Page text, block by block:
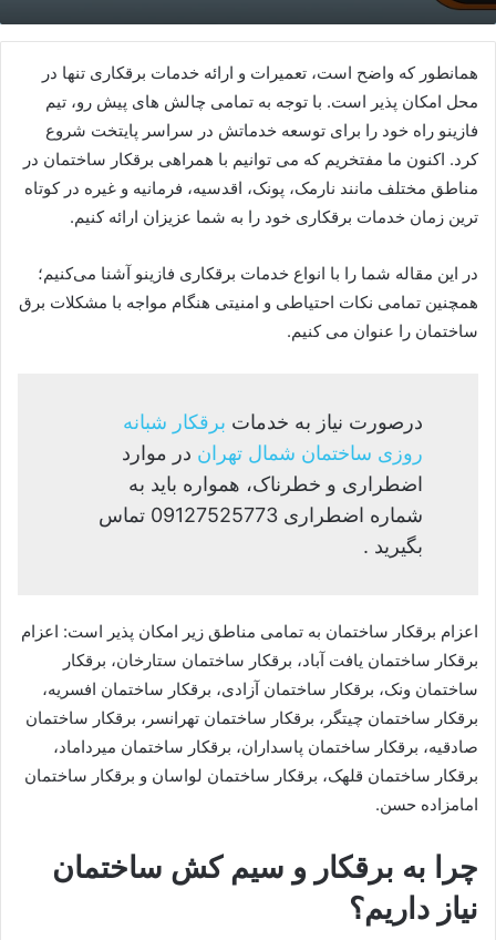
همانطور که واضح است، تعمیرات و ارائه خدمات برقکاری تنها در
محل امکان پذیر است. با توجه به تمامی چالش های پیش رو، تیم
فازینو راه خود را برای توسعه خدماتش در سراسر پایتخت شروع
کرد. اکنون ما مفتخریم که می توانیم با همراهی برقکار ساختمان در
مناطق مختلف مانند نارمک، پونک، اقدسیه، فرمانیه و غیره در کوتاه
ترین زمان خدمات برقکاری خود را به شما عزیزان ارائه کنیم.
در این مقاله شما را با انواع خدمات برقکاری فازینو آشنا می‌کنیم؛
همچنین تمامی نکات احتیاطی و امنیتی هنگام مواجه با مشکلات برق
ساختمان را عنوان می کنیم.
درصورت نیاز به خدمات برقکار شبانه
روزی ساختمان شمال تهران در موارد
اضطراری و خطرناک، همواره باید به
شماره اضطراری 09127525773 تماس
بگیرید .
اعزام برقکار ساختمان به تمامی مناطق زیر امکان پذیر است: اعزام
برقکار ساختمان یافت آباد، برقکار ساختمان ستارخان، برقکار
ساختمان ونک، برقکار ساختمان آزادی، برقکار ساختمان افسریه،
برقکار ساختمان چیتگر، برقکار ساختمان تهرانسر، برقکار ساختمان
صادقیه، برقکار ساختمان پاسداران، برقکار ساختمان میرداماد،
برقکار ساختمان قلهک، برقکار ساختمان لواسان و برقکار ساختمان
امامزاده حسن.
چرا به برقکار و سیم کش ساختمان
نیاز داریم؟